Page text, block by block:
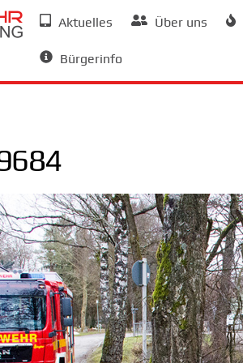
Aktuelles Über uns
Bürgerinfo